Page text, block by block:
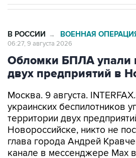
В РОССИИ → ВОЕННАЯ
06:27, 9 августа 2026
Обломки БПЛА упали
двух предприятий в
Москва. 9 августа.
украинских беспилотников
территории двух
Новороссийске, никто не
глава города Андрей
канале в мессенджере Max